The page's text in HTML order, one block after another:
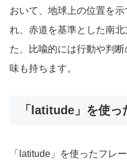
おいて、地球上の位置を
れ、赤道を基準とした南
た、比喩的には行動や判
味も持ちます。
「latitude」を使っ
「latitude」を使ったフレ